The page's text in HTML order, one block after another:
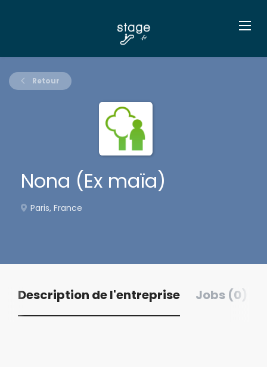
Retour
Nona (Ex maïa)
Paris, France
Description de l'entreprise Jobs (0)